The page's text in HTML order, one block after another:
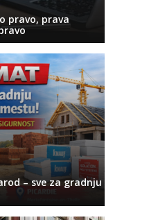
pravo, prava
– sve za gradnju